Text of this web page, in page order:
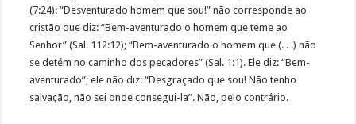
(7:24): “Desventurado homem que sou!” não corresponde ao
cristão que diz: “Bem-aventurado o homem que teme ao
Senhor” (Sal. 112:12); “Bem-aventurado o homem que (. . .) não
se detém no caminho dos pecadores” (Sal. 1:1). Ele diz: “Bem-
aventurado”; ele não diz: “Desgraçado que sou! Não tenho
salvação, não sei onde consegui-la”. Não, pelo contrário.